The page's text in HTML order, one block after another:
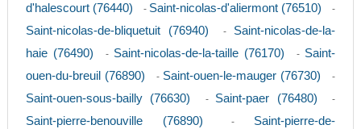
d'halescourt (76440)
- Saint-nicolas-d'aliermont (76510) -
Saint-nicolas-de-bliquetuit (76940) - Saint-nicolas-de-la-
haie (76490)
- Saint-nicolas-de-la-taille (76170) - Saint-
ouen-du-breuil (76890)
- Saint-ouen-le-mauger (76730) -
Saint-ouen-sous-bailly (76630) - Saint-paer (76480) -
Saint-pierre-benouville (76890) - Saint-pierre-de-